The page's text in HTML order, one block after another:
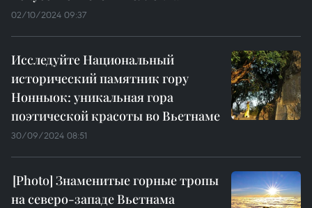
02/10/2024 09:37
Исследуйте Национальный
исторический памятник гору
Нонныок: уникальная гора
поэтической красоты во Вьетнаме
30/09/2024 08:51
Знаменитые горные тропы
на северо-западе Вьетнама